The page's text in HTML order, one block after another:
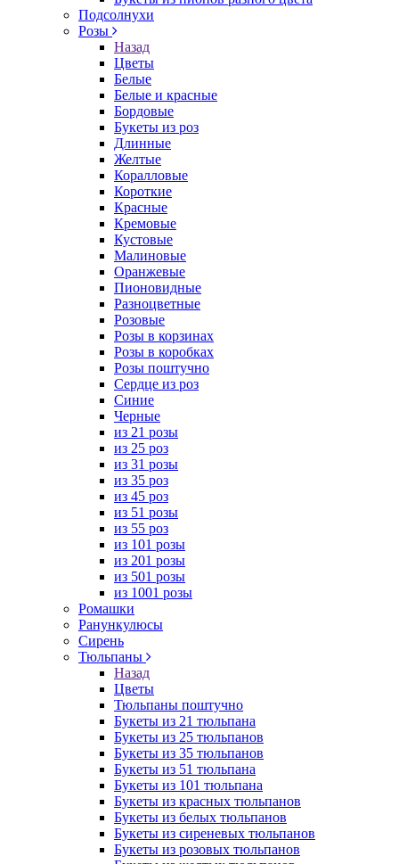
Подсолнухи
Розы
Назад
Цветы
Белые
Белые и красные
Бордовые
Букеты из роз
Длинные
Желтые
Коралловые
Короткие
Красные
Кремовые
Кустовые
Малиновые
Оранжевые
Пионовидные
Разноцветные
Розовые
Розы в корзинах
Розы в коробках
Розы поштучно
Сердце из роз
Синие
Черные
из 21 розы
из 25 роз
из 31 розы
из 35 роз
из 45 роз
из 51 розы
из 55 роз
из 101 розы
из 201 розы
из 501 розы
из 1001 розы
Ромашки
Ранункулюсы
Сирень
Тюльпаны
Назад
Цветы
Тюльпаны поштучно
Букеты из 21 тюльпана
Букеты из 25 тюльпанов
Букеты из 35 тюльпанов
Букеты из 51 тюльпана
Букеты из 101 тюльпана
Букеты из красных тюльпанов
Букеты из белых тюльпанов
Букеты из сиреневых тюльпанов
Букеты из розовых тюльпанов